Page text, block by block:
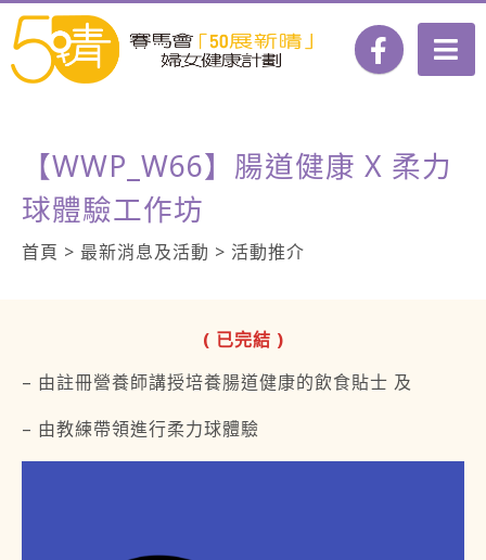
【WWP_W66】腸道健康 X 柔力
球體驗工作坊
首頁 > 最新消息及活動 > 活動推介
( 已完結 )
– 由註冊營養師講授培養腸道健康的飲食貼士 及
– 由教練帶領進行柔力球體驗